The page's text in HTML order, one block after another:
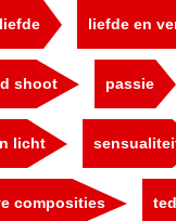
liefde liefde en
shoot passie
licht
composities